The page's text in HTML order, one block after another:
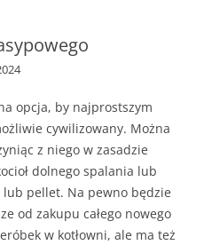
opcja, by najprostszym
cywilizowany. Można
z niego w zasadzie
dolnego spalania lub
lub pellet. Na pewno będzie
od zakupu całego nowego
w kotłowni, ale ma też